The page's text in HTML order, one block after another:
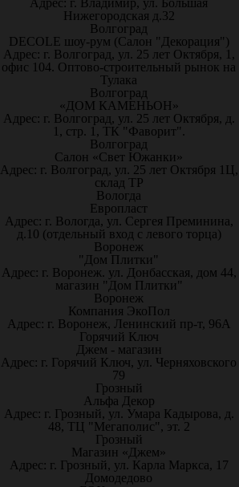
Адрес: г. Владимир, ул. Большая
Нижегородская д.32
Волгоград
DECOLE шоу-рум (Салон "Декорация")
Адрес: г. Волгоград, ул. 25 лет Октября, 1,
офис 104. Оптово-строительный рынок на
Тулака
Волгоград
«ДОМ КАМЕНЬОН»
Адрес: г. Волгоград, ул. 25 лет Октября, д.
1, стр. 1, ТК "Фаворит".
Волгоград
Салон «Свет Южанки»
Адрес: г. Волгоград, ул. 25 лет Октября 1Ц,
склад ТР
Вологда
Европласт
Адрес: г. Вологда, ул. Сергея Преминина,
д.10 (отдельный вход с левого торца)
Воронеж
"Дом Плитки"
Адрес: г. Воронеж. ул. Донбасская, дом 44,
магазин "Дом Плитки"
Воронеж
Компания ЭкоПол
Адрес: г. Воронеж, Ленинский пр-т, 96А
Горячий Ключ
Джем - магазин
Адрес: г. Горячий Ключ, ул. Черняховского
79
Грозный
Альфа Декор
Адрес: г. Грозный, ул. Умара Кадырова, д.
48, ТЦ "Мегаполис", эт. 2
Грозный
Магазин «Джем»
Адрес: г. Грозный, ул. Карла Маркса, 17
Домодедово